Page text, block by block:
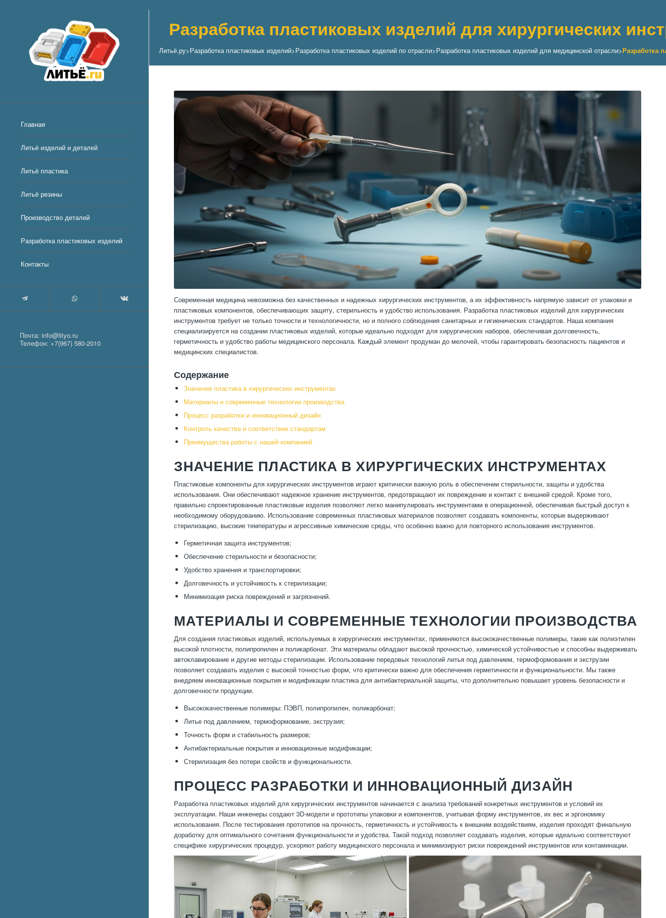
Главная
Литьё изделий и деталей
Литьё пластика
Литьё резины
Производство деталей
Разработка пластиковых изделий
Контакты
Почта: info@lityo.ru
Телефон: +7(967) 580-2010
Разработка пластиковых изделий для хирургических
Литьё.ру>Разработка пластиковых изделий>Разработка пластиковых изделий по отрасли>Разработка пластиковых изделий для медицинской отрасли>Разработка
Современная медицина невозможна без качественных и надежных хирургических инструментов, а их эффективность напрямую зависит от упаковки и
пластиковых компонентов, обеспечивающих защиту, стерильность и удобство использования. Разработка пластиковых изделий для хирургических
инструментов требует не только точности и технологичности, но и полного соблюдения санитарных и гигиенических стандартов. Наша компания
специализируется на создании пластиковых изделий, которые идеально подходят для хирургических наборов, обеспечивая долговечность,
герметичность и удобство работы медицинского персонала. Каждый элемент продуман до мелочей, чтобы гарантировать безопасность пациентов и
медицинских специалистов.
Содержание
Значение пластика в хирургических инструментах
Материалы и современные технологии производства
Процесс разработки и инновационный дизайн
Контроль качества и соответствие стандартам
Преимущества работы с нашей компанией
ЗНАЧЕНИЕ ПЛАСТИКА В ХИРУРГИЧЕСКИХ ИНСТРУМЕНТАХ
Пластиковые компоненты для хирургических инструментов играют критически важную роль в обеспечении стерильности, защиты и удобства
использования. Они обеспечивают надежное хранение инструментов, предотвращают их повреждение и контакт с внешней средой. Кроме того,
правильно спроектированные пластиковые изделия позволяют легко манипулировать инструментами в операционной, обеспечивая быстрый доступ к
необходимому оборудованию. Использование современных пластиковых материалов позволяет создавать компоненты, которые выдерживают
стерилизацию, высокие температуры и агрессивные химические среды, что особенно важно для повторного использования инструментов.
Герметичная защита инструментов;
Обеспечение стерильности и безопасности;
Удобство хранения и транспортировки;
Долговечность и устойчивость к стерилизации;
Минимизация риска повреждений и загрязнений.
МАТЕРИАЛЫ И СОВРЕМЕННЫЕ ТЕХНОЛОГИИ ПРОИЗВОДСТВА
Для создания пластиковых изделий, используемых в хирургических инструментах, применяются высококачественные полимеры, такие как полиэтилен
высокой плотности, полипропилен и поликарбонат. Эти материалы обладают высокой прочностью, химической устойчивостью и способны выдерживать
автоклавирование и другие методы стерилизации. Использование передовых технологий литья под давлением, термоформования и экструзии
позволяет создавать изделия с высокой точностью форм, что критически важно для обеспечения герметичности и функциональности. Мы также
внедряем инновационные покрытия и модификации пластика для антибактериальной защиты, что дополнительно повышает уровень безопасности и
долговечности продукции.
Высококачественные полимеры: ПЭВП, полипропилен, поликарбонат;
Литье под давлением, термоформование, экструзия;
Точность форм и стабильность размеров;
Антибактериальные покрытия и инновационные модификации;
Стерилизация без потери свойств и функциональности.
ПРОЦЕСС РАЗРАБОТКИ И ИННОВАЦИОННЫЙ ДИЗАЙН
Разработка пластиковых изделий для хирургических инструментов начинается с анализа требований конкретных инструментов и условий их
эксплуатации. Наши инженеры создают 3D-модели и прототипы упаковки и компонентов, учитывая форму инструментов, их вес и эргономику
использования. После тестирования прототипов на прочность, герметичность и устойчивость к внешним воздействиям, изделия проходят финальную
доработку для оптимального сочетания функциональности и удобства. Такой подход позволяет создавать изделия, которые идеально соответствуют
специфике хирургических процедур, ускоряют работу медицинского персонала и минимизируют риски повреждений инструментов или контаминации.